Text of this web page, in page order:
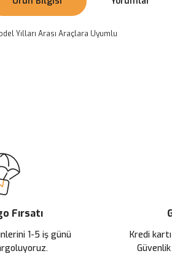
Yılları Arası Araçlara Uyumlu
bilgiler bulunuyor.
daha pahalı.
olmalı.
Fırsatı
1-5 iş günü
Kredi